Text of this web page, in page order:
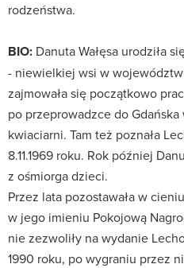
rodzeństwa.
BIO: Danuta Wałęsa urodziła
- niewielkiej wsi w
zajmowała się początkowo
po przeprowadzce do Gdańska
kwiaciarni. Tam też poznała
8.11.1969 roku. Rok później
z ośmiorga dzieci.
Przez lata pozostawała w
w jego imieniu Pokojową
nie zezwoliły na wydanie
1990 roku, po wygraniu przez